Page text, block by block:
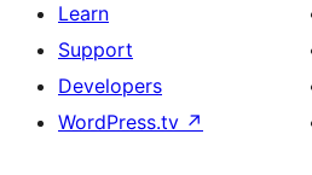
Learn
Support
Developers
WordPress.tv ↗